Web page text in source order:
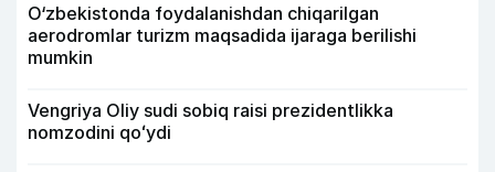
O‘zbekistonda foydalanishdan chiqarilgan
aerodromlar turizm maqsadida ijaraga berilishi
mumkin
Vengriya Oliy sudi sobiq raisi prezidentlikka
nomzodini qoʻydi